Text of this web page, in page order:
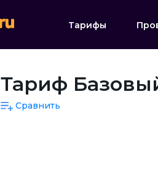
Тарифы
Тариф
Сравнить